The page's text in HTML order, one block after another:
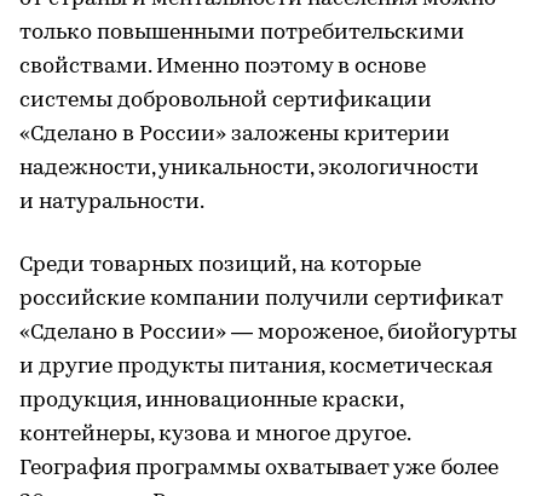
только повышенными потребительскими
свойствами. Именно поэтому в основе
системы добровольной сертификации
«Сделано в России» заложены критерии
надежности, уникальности, экологичности
и натуральности.
Среди товарных позиций, на которые
российские компании получили сертификат
«Сделано в России» — мороженое, биойогурты
и другие продукты питания, косметическая
продукция, инновационные краски,
контейнеры, кузова и многое другое.
География программы охватывает уже более